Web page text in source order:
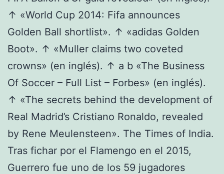
↑ «World Cup 2014: Fifa announces
Golden Ball shortlist». ↑ «adidas Golden
Boot». ↑ «Muller claims two coveted
crowns» (en inglés). ↑ a b «The Business
Of Soccer – Full List – Forbes» (en inglés).
↑ «The secrets behind the development of
Real Madrid’s Cristiano Ronaldo, revealed
by Rene Meulensteen». The Times of India.
Tras fichar por el Flamengo en el 2015,
Guerrero fue uno de los 59 jugadores